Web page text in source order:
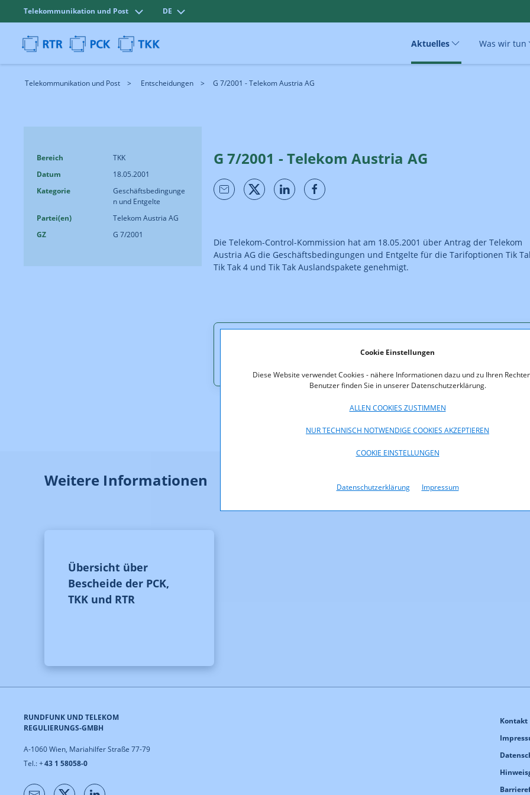
Cookie Einstellungen
Diese Website verwendet Cookies - nähere Informationen dazu und zu Ihren
Benutzer finden Sie in unserer Datenschutzerklärung.
ALLEN COOKIES ZUSTIMMEN
NUR TECHNISCH NOTWENDIGE COOKIES AKZEPTIEREN
COOKIE EINSTELLUNGEN
Datenschutzerklärung Impressum
Telekommunikation und Post DE
Aktuelles Was wir tun
Telekommunikation und Post Entscheidungen G 7/2001 - Telekom Austria AG
Bereich
TKK
Datum
18.05.2001
Kategorie
Geschäftsbedingunge
n und Entgelte
Partei(en)
Telekom Austria AG
GZ
G 7/2001
G 7/2001 - Telekom Austria AG
Die Telekom-Control-Kommission hat am 18.05.2001 über Antrag der Telekom
Austria AG die Geschäftsbedingungen und Entgelte für die Tarifoptionen Tik
Tik Tak 4 und Tik Tak Auslandspakete genehmigt.
Weitere Informationen
Übersicht über
Bescheide der PCK,
TKK und RTR
RUNDFUNK UND TELEKOM
REGULIERUNGS-GMBH
A-1060 Wien, Mariahilfer Straße 77-79
Tel.: +43 1 58058-0
Kontakt